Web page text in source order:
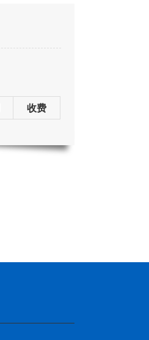
收费